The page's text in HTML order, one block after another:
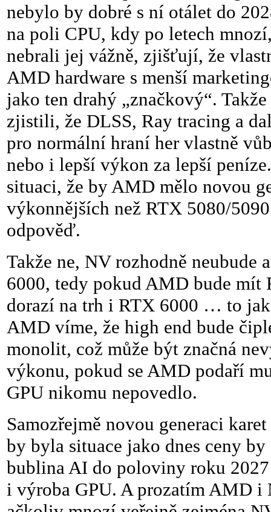
nebylo by dobré s ní otálet do
na poli CPU, kdy po letech
nebrali jej vážně, zjišťují, že
AMD hardware s menší
jako ten drahý „značkový“.
zjistili, že DLSS, Ray tracing a
pro normální hraní her vlastně
nebo i lepší výkon za lepší
situaci, že by AMD mělo novou
výkonnějších než RTX 5080/
odpověď.
Takže ne, NV rozhodně
6000, tedy pokud AMD bude mít
dorazí na trh i RTX 6000 … to
AMD víme, že high end bude
monolit, což může být značná
výkonu, pokud se AMD podaří
GPU nikomu nepovedlo.
Samozřejmě novou generaci
by byla situace jako dnes ceny
bublina AI do poloviny roku 2027
i výroba GPU. A prozatím AMD i